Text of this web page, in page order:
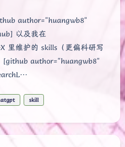
author="huangwb8"
以及我在
里维护的 skills（更偏科研写
[github author="huangwb8"
skill